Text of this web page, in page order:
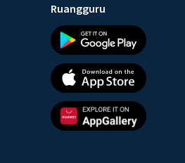
Ruangguru